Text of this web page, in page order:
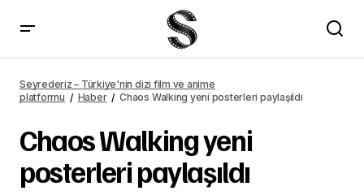
Seyrederiz – Türkiye'nin dizi film ve anime
platformu
Haber Chaos Walking yeni posterleri paylaşıldı
Chaos Walking yeni
posterleri paylaşıldı